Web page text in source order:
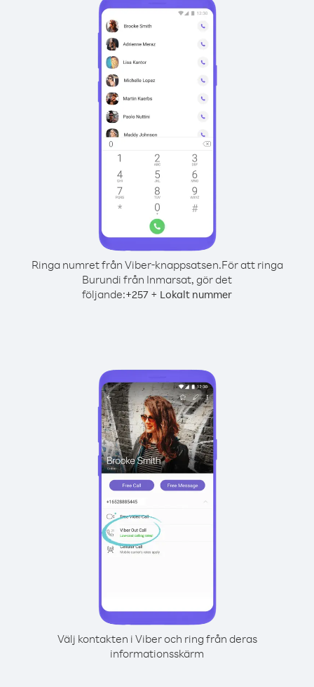
Ringa numret från Viber-knappsatsen.För att ringa
Burundi från Inmarsat, gör det
följande:+257 + Lokalt nummer
Välj kontakten i Viber och ring från deras
informationsskärm